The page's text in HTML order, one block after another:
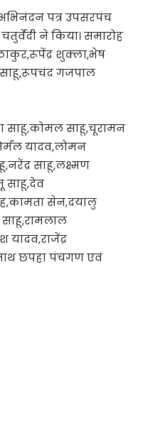
पत्र उपसरपंच
ने किया। समारोह
शुक्ला,भेष
गजपाल
साहू,कोमल साहू,चूरामन
यादव,लोमन
साहू,लक्ष्मण
साहू,देव
सेन,दयालु
छपहा पंचगण एवं